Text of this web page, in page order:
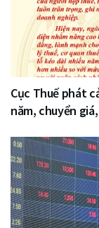
Cục Thuế phát
năm, chuyển